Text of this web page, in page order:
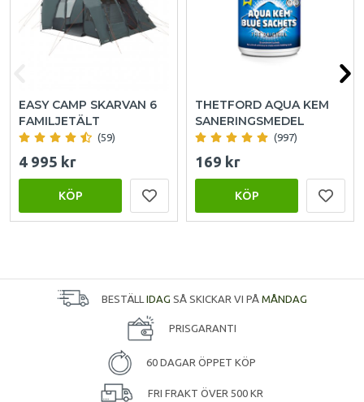
EASY CAMP SKARVAN 6
FAMILJETÄLT
(59)
4 995 kr
KÖP
THETFORD AQUA KEM
SANERINGSMEDEL
(997)
169 kr
KÖP
BESTÄLL IDAG SÅ SKICKAR VI PÅ MÅNDAG
PRISGARANTI
60 DAGAR ÖPPET KÖP
FRI FRAKT ÖVER 500 KR